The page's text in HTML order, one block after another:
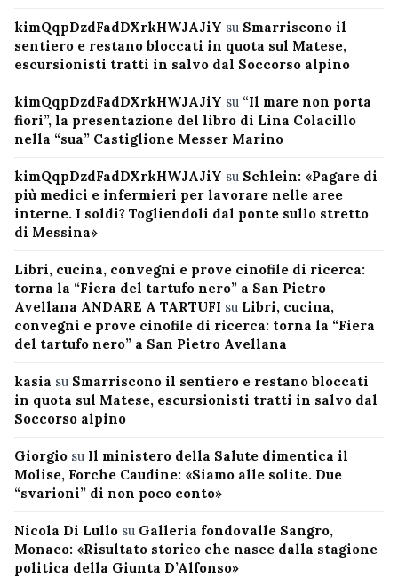
kimQqpDzdFadDXrkHWJAJiY su Smarriscono il
sentiero e restano bloccati in quota sul Matese,
escursionisti tratti in salvo dal Soccorso alpino
kimQqpDzdFadDXrkHWJAJiY su “Il mare non porta
fiori”, la presentazione del libro di Lina Colacillo
nella “sua” Castiglione Messer Marino
kimQqpDzdFadDXrkHWJAJiY su Schlein: «Pagare di
più medici e infermieri per lavorare nelle aree
interne. I soldi? Togliendoli dal ponte sullo stretto
di Messina»
Libri, cucina, convegni e prove cinofile di ricerca:
torna la “Fiera del tartufo nero” a San Pietro
Avellana ANDARE A TARTUFI su Libri, cucina,
convegni e prove cinofile di ricerca: torna la “Fiera
del tartufo nero” a San Pietro Avellana
kasia su Smarriscono il sentiero e restano bloccati
in quota sul Matese, escursionisti tratti in salvo dal
Soccorso alpino
Giorgio su Il ministero della Salute dimentica il
Molise, Forche Caudine: «Siamo alle solite. Due
“svarioni” di non poco conto»
Nicola Di Lullo su Galleria fondovalle Sangro,
Monaco: «Risultato storico che nasce dalla stagione
politica della Giunta D’Alfonso»